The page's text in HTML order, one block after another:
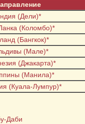
(Дели)*
(Коломбо)*
(Бангкок)*
(Мале)*
(Джакарта)*
(Манила)*
(Куала-Лумпур)*
Даби